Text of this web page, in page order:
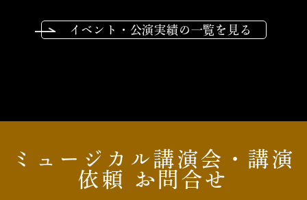
イベント・公演実績の一覧を見る
ミュージカル講演会・講演
依頼 お問合せ